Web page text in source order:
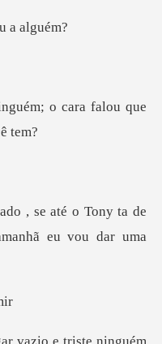
nguém; o cara falou que
até o Tony ta de